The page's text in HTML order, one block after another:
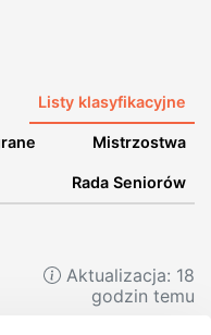
Listy klasyfikacyjne
Mistrzostwa
Rada Seniorów
Aktualizacja: 18
godzin temu